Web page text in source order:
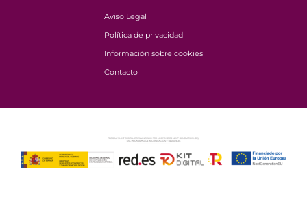
Aviso Legal
Política de privacidad
Información sobre cookies
Contacto